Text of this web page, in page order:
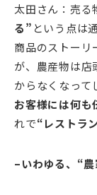
太田さん：売る
る” という点は
商品のストーリ
が、農産物は店
からなくなって
お客様には何も
れで“レストラ
–いわゆる、“